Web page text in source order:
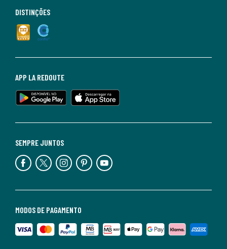
MODOS DE PAGAMENTO
SEMPRE JUNTOS
APP LA REDOUTE
DISTINÇÕES